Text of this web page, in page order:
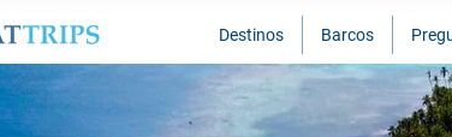
Destinos Barcos